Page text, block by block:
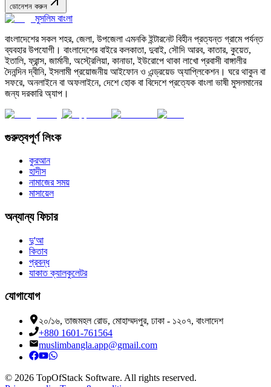
ডোনেশন করুন
মুসলিম বাংলা
বাংলাদেশের সকল শহর, জেলা, উপজেলা এমনকি ইন্টারনেট বিহীন প্রত্যন্ত গ্রামে পর্যন্ত
ব্যবহার উপযোগী। বাংলাদেশের বাইরে কলকাতা, দুবাই, সৌদি আরব, কাতার, কুয়েত,
ইতালি, ফ্রান্স, জার্মানী, অস্ট্রেলিয়া, কানাডা, ইউরোপে থাকা লাখো প্রবাসী বাঙ্গালীর
দৈনন্দিন দ্বীনি, ইসলামী প্রয়োজনীয় আইফোন ও এন্ড্রয়েড অ্যাপ্লিকেশন। ঘরে থাকুন বা
সফরে, অনলাইনে বা অফলাইনে, দেশে হোক বা বিদেশে প্রত্যেক বাংলা ভাষী মুসলমানের
জন্য দরকারি অ্যাপ।
গুরুত্বপূর্ণ লিংক
কুরআন
হাদীস
নামাজের সময়
মাসায়েল
অন্যান্য ফিচার
দু'আ
কিতাব
প্রবন্ধ
যাকাত ক্যালকুলেটর
যোগাযোগ
২০/১৬, তাজমহল রোড, মোহাম্মদপুর, ঢাকা - ১২০৭, বাংলাদেশ
+880 1601-761564
muslimbangla.app@gmail.com
© 2026 TopOfStack Software. All rights reserved.